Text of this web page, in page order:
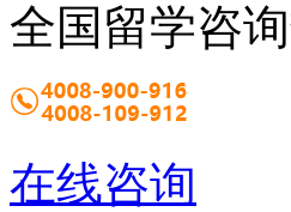
全国留学咨
在线咨询